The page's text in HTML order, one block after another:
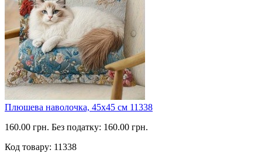
Плюшева наволочка, 45х45 см 11338
160.00 грн. Без податку: 160.00 грн.
Код товару: 11338